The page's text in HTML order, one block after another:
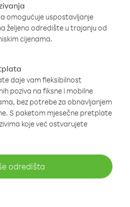
omogućuje uspostavljanje
željeno odredište u trajanju od
cijenama.
daje vam fleksibilnost
poziva na fiksne i mobilne
bez potrebe za obnavljanjem
S paketom mjesečne pretplate
koje već ostvarujete
odredišta